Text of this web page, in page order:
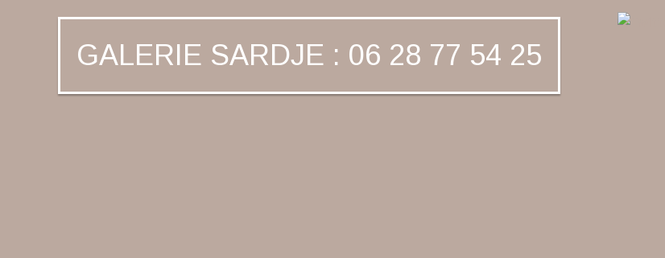
GALERIE SARDJE : 06 28 77 54 25